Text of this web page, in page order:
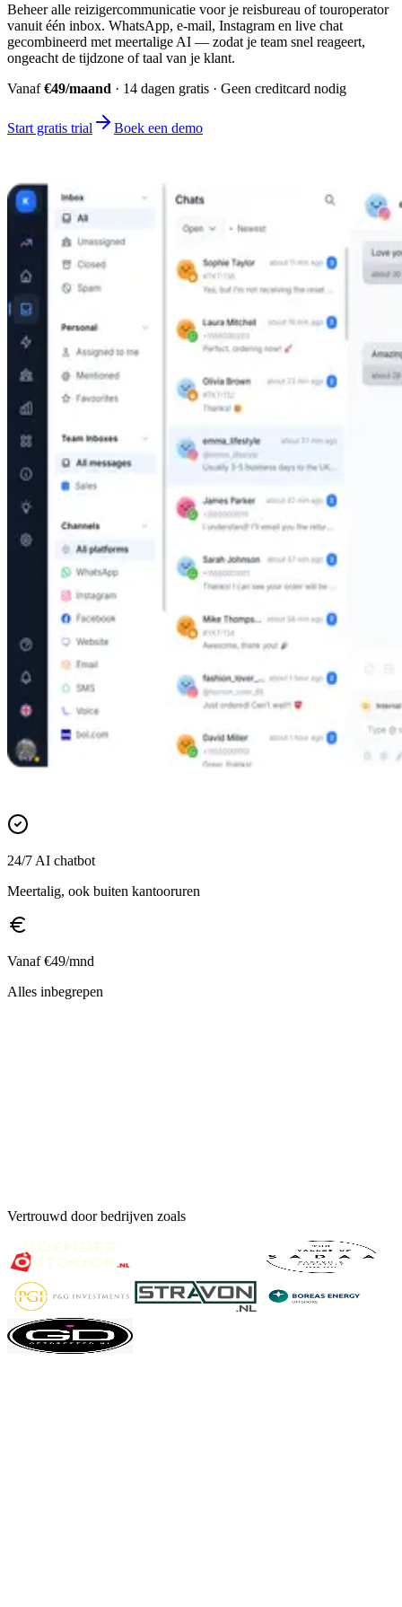
Beheer alle reizigercommunicatie voor je reisbureau of touroperator
vanuit één inbox. WhatsApp, e-mail, Instagram en live chat
gecombineerd met meertalige AI — zodat je team snel reageert,
ongeacht de tijdzone of taal van je klant.
Vanaf€49/maand · 14 dagen gratis · Geen creditcard nodig
Start gratis trial Boek een demo
24/7 AI chatbot
Meertalig, ook buiten kantooruren
Vanaf €49/mnd
Alles inbegrepen
Vertrouwd door bedrijven zoals